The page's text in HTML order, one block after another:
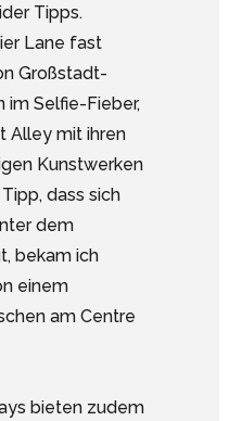
Tipps.
Lane fast
Großstadt-
im Selfie-Fieber,
Alley mit ihren
Kunstwerken
dass sich
dem
bekam ich
einem
am Centre
bieten zudem